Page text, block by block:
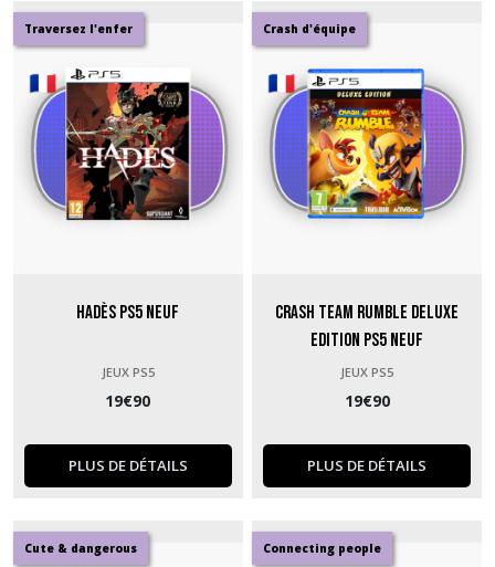
Traversez l'enfer
Hadès PS5 neuf
JEUX PS5
19€90
PLUS DE DÉTAILS
Crash d'équipe
Crash Team Rumble Deluxe
Edition PS5 neuf
JEUX PS5
19€90
PLUS DE DÉTAILS
Cute & dangerous Connecting people